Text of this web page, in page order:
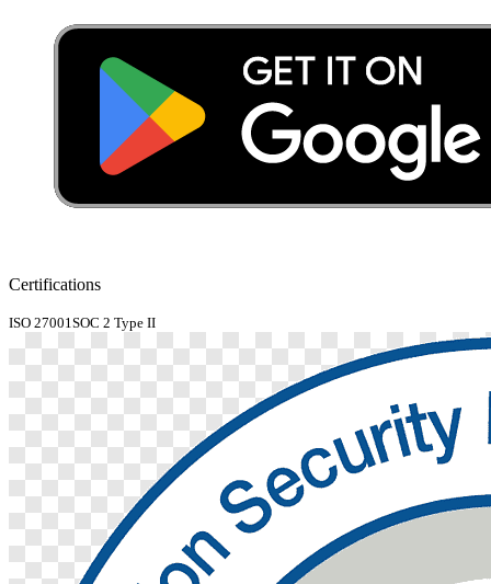
Certifications
ISO 27001 SOC 2 Type II